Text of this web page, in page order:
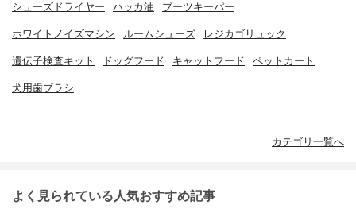
シューズドライヤー ハッカ油 ブーツキーパー
ホワイトノイズマシン ルームシューズ レジカゴリュック
遺伝子検査キット ドッグフード キャットフード ペットカート
犬用歯ブラシ
カテゴリ一覧へ
よく見られている人気おすすめ記事